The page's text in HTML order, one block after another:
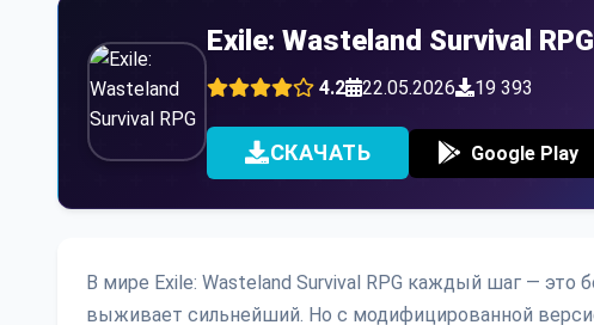
Exile: Wasteland Survival
4.2 22.05.2026 19 393
СКАЧАТЬ Google Play
В мире Exile: Wasteland Survival RPG каждый шаг — это
выживает сильнейший. Но с модифицированной